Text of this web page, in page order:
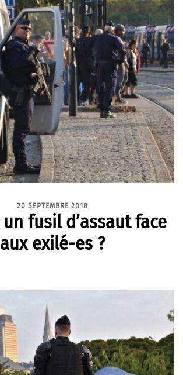
20 SEPTEMBRE 2018
fusil d’assaut face
aux exilé-es ?